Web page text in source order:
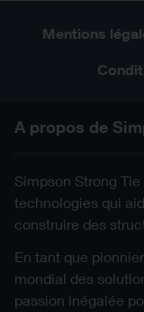
Mentions
A propos de
Simpson Strong
technologies qui
construire des
En tant que
mondial des
passion inégalée